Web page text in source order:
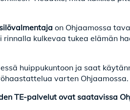
on Ohjaamossa
kulkevaa tukea elämän
huippukuntoon ja saat
varten
TE-palvelut ovat saatavissa